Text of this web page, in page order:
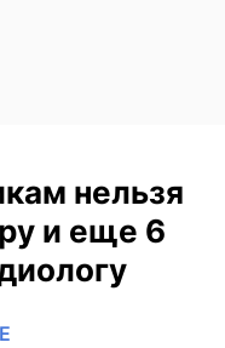
нельзя
и еще 6